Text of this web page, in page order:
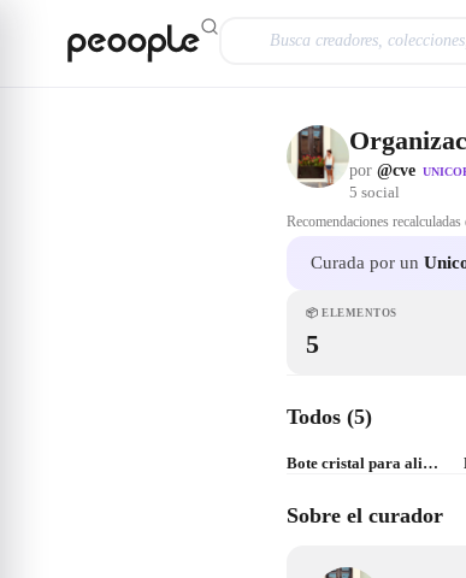
por @cve
5 social
Recomendaciones recalculadas
Curada por un
📦 ELEMENTOS
5
Todos (5)
Bote cristal para alimentos
Sobre el curador